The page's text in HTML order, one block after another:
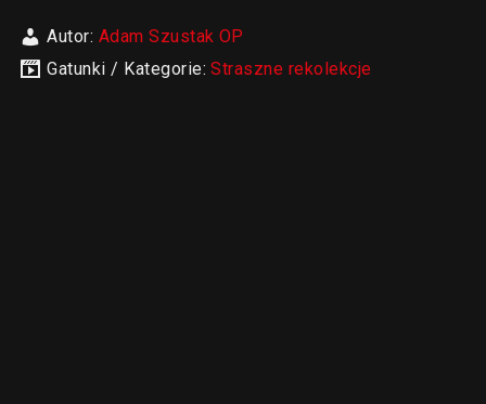
Autor: Adam Szustak OP
Gatunki / Kategorie:Straszne rekolekcje